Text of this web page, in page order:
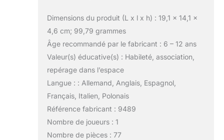
Dimensions du produit (L x l x h) : 19,1 x 14,1 x
4,6 cm; 99,79 grammes
Âge recommandé par le fabricant : 6 – 12 ans
Valeur(s) éducative(s) : Habileté, association,
repérage dans l’espace
Langue : : Allemand, Anglais, Espagnol,
Français, Italien, Polonais
Référence fabricant : 9489
Nombre de joueurs : 1
Nombre de pièces : 77